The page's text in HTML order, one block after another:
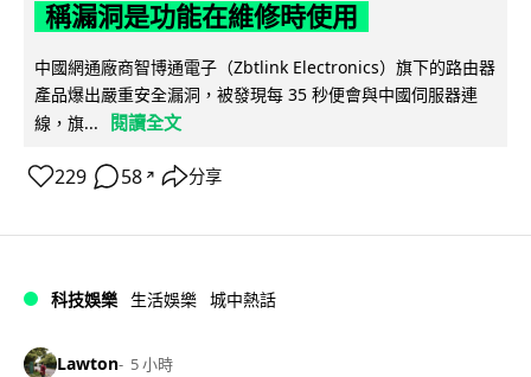
稱漏洞是功能在維修時使用
中國網通廠商智博通電子（Zbtlink Electronics）旗下的路由器
產品爆出嚴重安全漏洞，被發現每 35 秒便會與中國伺服器連
線，旗...
閱讀全文
229 58 ↗ 分享
科技娛樂 生活娛樂 城中熱話
Lawton 5 小時